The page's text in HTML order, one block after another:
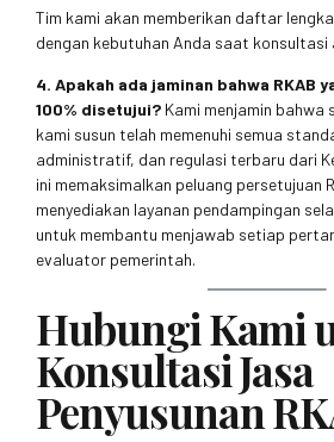
Tim kami akan memberikan daftar
dengan kebutuhan Anda saat konsultasi
4. Apakah ada jaminan bahwa RKAB
100% disetujui? Kami menjamin bahwa
kami susun telah memenuhi semua
administratif, dan regulasi terbaru dari
ini memaksimalkan peluang persetujuan
menyediakan layanan pendampingan
untuk membantu menjawab setiap
evaluator pemerintah.
Hubungi Kami
Konsultasi Jasa
Penyusunan